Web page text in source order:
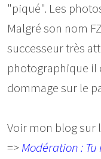
"piqué". Les
Malgré son nom
successeur très
photographique il
dommage sur le
Voir mon blog sur
=>Modération :